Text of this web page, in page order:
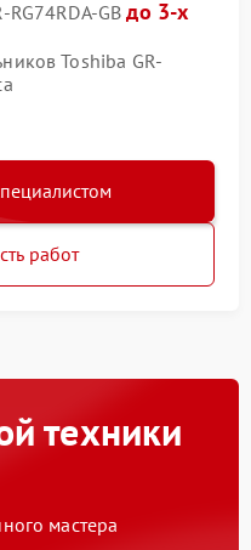
RG74RDA-GBдо 3-х
Toshiba GR-
работ
техники
мастера